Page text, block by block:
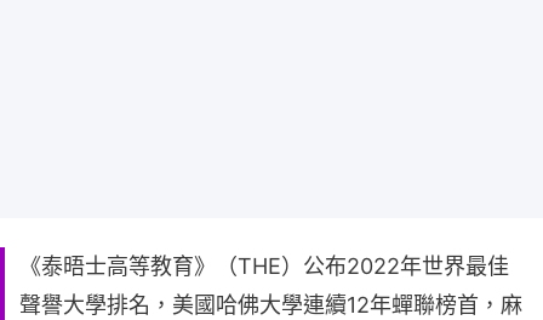
《泰晤士高等教育》（THE）公布2022年世界最佳
聲譽大學排名，美國哈佛大學連續12年蟬聯榜首，麻